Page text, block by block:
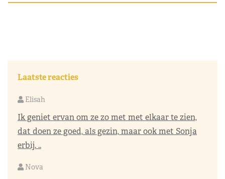
Laatste reacties
Elisah
Ik geniet ervan om ze zo met met elkaar te zien,
dat doen ze goed, als gezin, maar ook met Sonja
erbij. ..
Nova